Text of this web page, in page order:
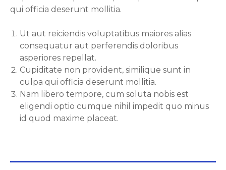
qui officia deserunt mollitia.
Ut aut reiciendis voluptatibus maiores alias
consequatur aut perferendis doloribus
asperiores repellat.
Cupiditate non provident, similique sunt in
culpa qui officia deserunt mollitia.
Nam libero tempore, cum soluta nobis est
eligendi optio cumque nihil impedit quo minus
id quod maxime placeat.